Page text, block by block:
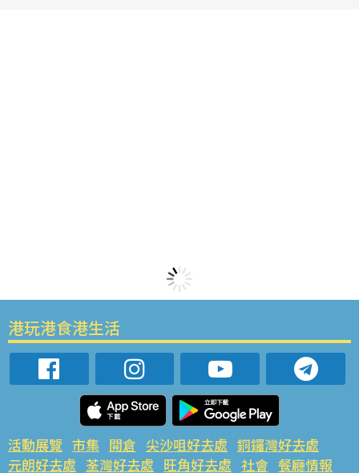
港玩港食港生活
活動展覽 市集 開倉 尖沙咀好去處 銅鑼灣好去處
元朗好去處 荃灣好去處 旺角好去處 社會 餐廳情報